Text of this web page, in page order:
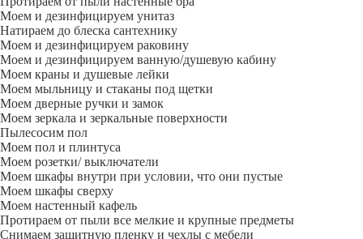
Моем и дезинфицируем унитаз
Натираем до блеска сантехнику
Моем и дезинфицируем раковину
Моем и дезинфицируем ванную/душевую кабину
Моем краны и душевые лейки
Моем мыльницу и стаканы под щетки
Моем дверные ручки и замок
Моем зеркала и зеркальные поверхности
Пылесосим пол
Моем пол и плинтуса
Моем розетки/ выключатели
Моем шкафы внутри при условии, что они пустые
Моем шкафы сверху
Моем настенный кафель
Протираем от пыли все мелкие и крупные предметы
Снимаем защитную пленку и чехлы с мебели